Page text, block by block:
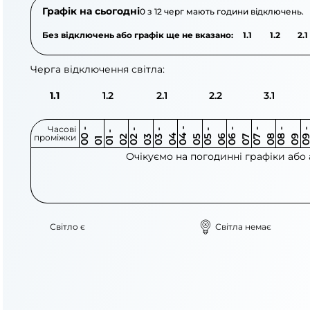
Графік на сьогодні0 з 12 черг мають години відключень.
Без відключень або графік ще не вказано: 1.1 1.2 2.1
Черга відключення світла:
1.1 1.2 2.1 2.2 3.1
Часові
проміжки 0
0
-
0 1 0
1
-
0 2 0 2
-
0 3 0 3
-
0 4 0 4
-
0 5 0 5
-
0 6 0 6
-
0 7 0 7
-
0 8 0 8
-
0 9 0
9
-
1
Очікуємо на погодинні графіки
Світло є Світла немає